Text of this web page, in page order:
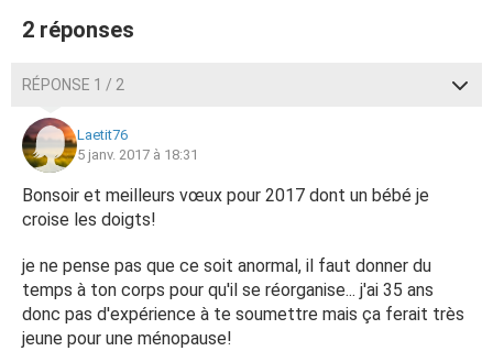
2 réponses
RÉPONSE 1 / 2
Laetit76
5 janv. 2017 à 18:31
Bonsoir et meilleurs vœux pour 2017 dont un bébé je
croise les doigts!
je ne pense pas que ce soit anormal, il faut donner du
temps à ton corps pour qu'il se réorganise... j'ai 35 ans
donc pas d'expérience à te soumettre mais ça ferait très
jeune pour une ménopause!